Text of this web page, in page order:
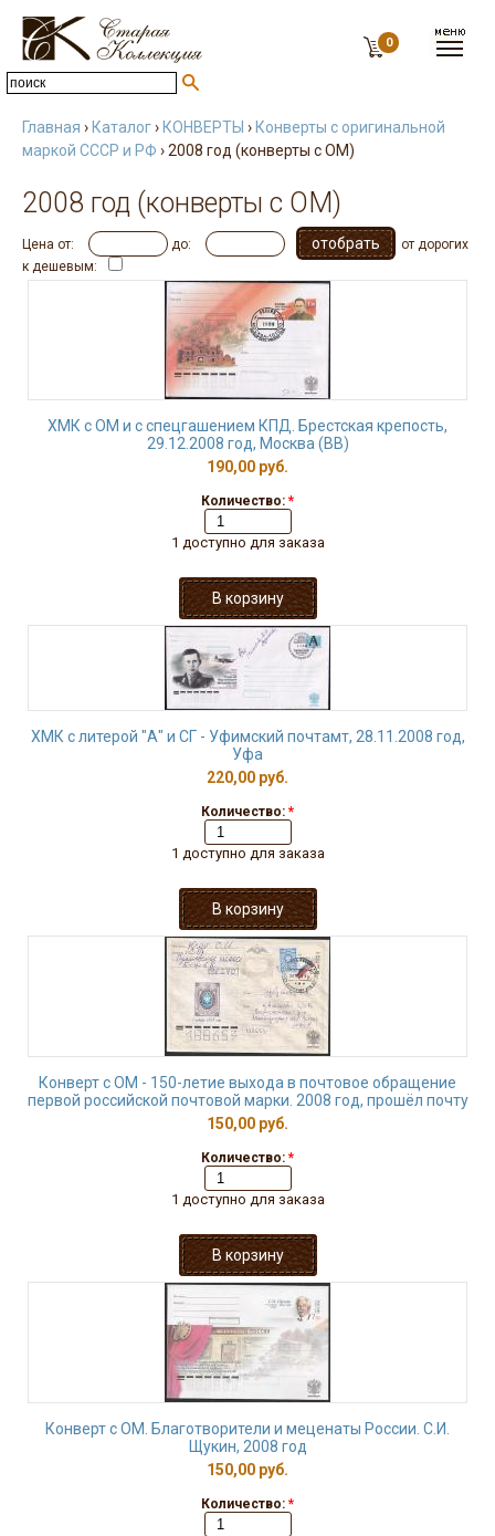
0
Главная › Каталог› КОНВЕРТЫ › Конверты с оригинальной
маркой СССР и РФ › 2008 год (конверты с ОМ)
2008 год (конверты с ОМ)
Цена от: до:
от дорогих
к дешевым:
ХМК с ОМ и с спецгашением КПД. Брестская крепость,
29.12.2008 год, Москва (ВВ)
190,00 руб.
Количество: *
1 доступно для заказа
ХМК с литерой "А" и СГ - Уфимский почтамт, 28.11.2008 год,
Уфа
220,00 руб.
Количество: *
1 доступно для заказа
Конверт с ОМ - 150-летие выхода в почтовое обращение
первой российской почтовой марки. 2008 год, прошёл почту
150,00 руб.
Количество: *
1 доступно для заказа
Конверт с ОМ. Благотворители и меценаты России. С.И.
Щукин, 2008 год
150,00 руб.
Количество: *